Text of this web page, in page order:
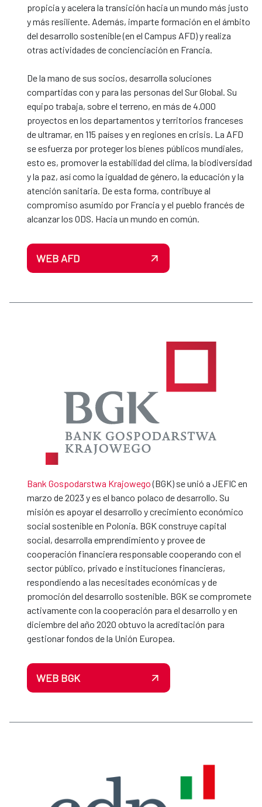
propicia y acelera la transición hacia un mundo más justo
y más resiliente. Además, imparte formación en el ámbito
del desarrollo sostenible (en el Campus AFD) y realiza
otras actividades de concienciación en Francia.
De la mano de sus socios, desarrolla soluciones
compartidas con y para las personas del Sur Global. Su
equipo trabaja, sobre el terreno, en más de 4.000
proyectos en los departamentos y territorios franceses
de ultramar, en 115 países y en regiones en crisis. La AFD
se esfuerza por proteger los bienes públicos mundiales,
esto es, promover la estabilidad del clima, la biodiversidad
y la paz, así como la igualdad de género, la educación y la
atención sanitaria. De esta forma, contribuye al
compromiso asumido por Francia y el pueblo francés de
alcanzar los ODS. Hacia un mundo en común.
WEB AFD
Bank Gospodarstwa Krajowego(BGK) se unió a JEFIC en
marzo de 2023 y es el banco polaco de desarrollo. Su
misión es apoyar el desarrollo y crecimiento económico
social sostenible en Polonia. BGK construye capital
social, desarrolla emprendimiento y provee de
cooperación financiera responsable cooperando con el
sector público, privado e instituciones financieras,
respondiendo a las necesitades económicas y de
promoción del desarrollo sostenible. BGK se compromete
activamente con la cooperación para el desarrollo y en
diciembre del año 2020 obtuvo la acreditación para
gestionar fondos de la Unión Europea.
WEB BGK